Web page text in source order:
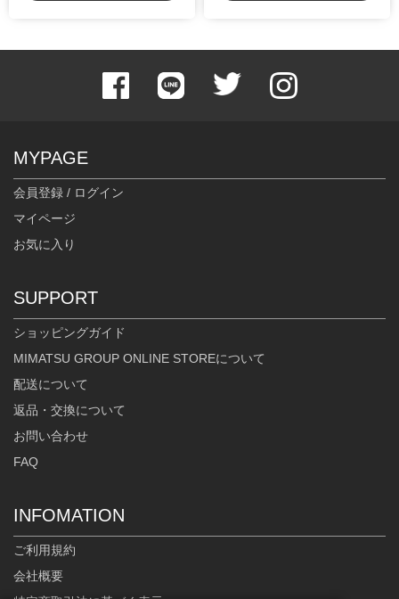
MYPAGE
会員登録 / ログイン
マイページ
お気に入り
SUPPORT
ショッピングガイド
MIMATSU GROUP ONLINE STOREについて
配送について
返品・交換について
お問い合わせ
FAQ
INFOMATION
ご利用規約
会社概要